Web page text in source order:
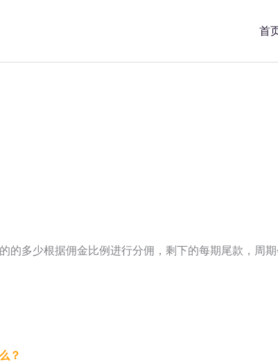
首
的多少根据佣金比例进行分佣，剩下的每期尾款，周
？